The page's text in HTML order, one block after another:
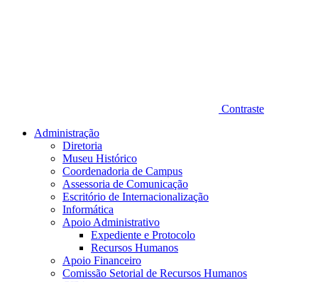
Contraste
Administração
Diretoria
Museu Histórico
Coordenadoria de Campus
Assessoria de Comunicação
Escritório de Internacionalização
Informática
Apoio Administrativo
Expediente e Protocolo
Recursos Humanos
Apoio Financeiro
Comissão Setorial de Recursos Humanos